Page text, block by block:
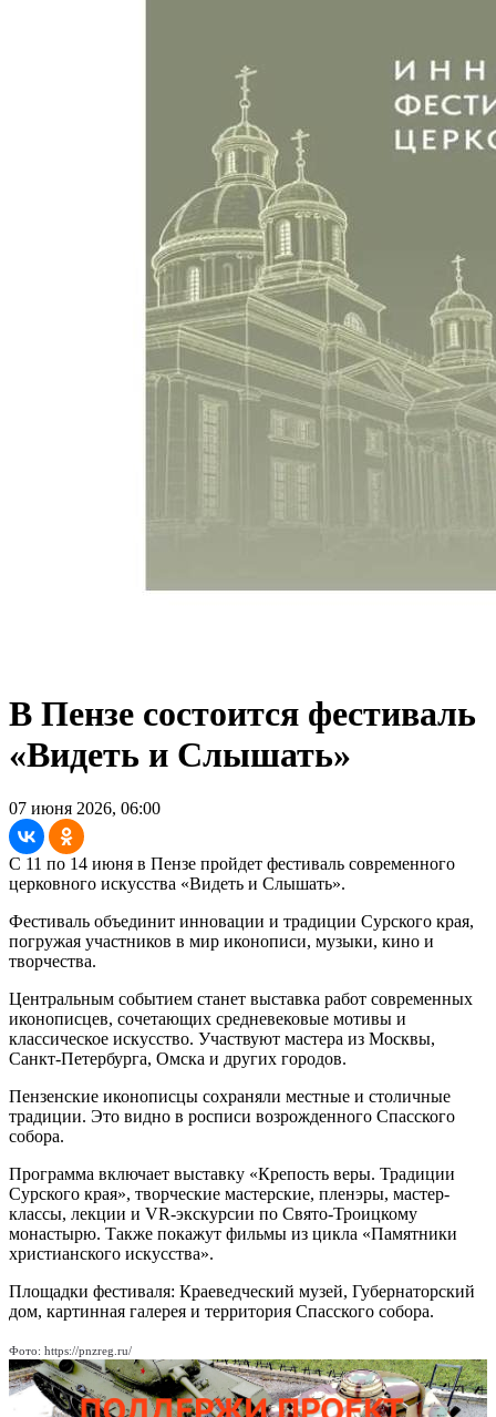
В Пензе состоится фестиваль
«Видеть и Слышать»
07 июня 2026, 06:00
С 11 по 14 июня в Пензе пройдет фестиваль современного
церковного искусства «Видеть и Слышать».
Фестиваль объединит инновации и традиции Сурского края,
погружая участников в мир иконописи, музыки, кино и
творчества.
Центральным событием станет выставка работ современных
иконописцев, сочетающих средневековые мотивы и
классическое искусство. Участвуют мастера из Москвы,
Санкт-Петербурга, Омска и других городов.
Пензенские иконописцы сохраняли местные и столичные
традиции. Это видно в росписи возрожденного Спасского
собора.
Программа включает выставку «Крепость веры. Традиции
Сурского края», творческие мастерские, пленэры, мастер-
классы, лекции и VR-экскурсии по Свято-Троицкому
монастырю. Также покажут фильмы из цикла «Памятники
христианского искусства».
Площадки фестиваля: Краеведческий музей, Губернаторский
дом, картинная галерея и территория Спасского собора.
Фото: https://pnzreg.ru/